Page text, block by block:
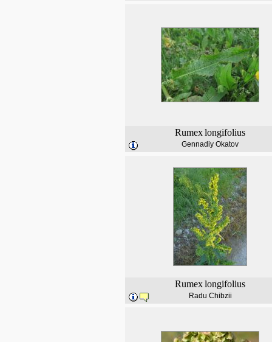
Rumexlongifolius
Gennadiy Okatov
Rumexlongifolius
Radu Chibzii